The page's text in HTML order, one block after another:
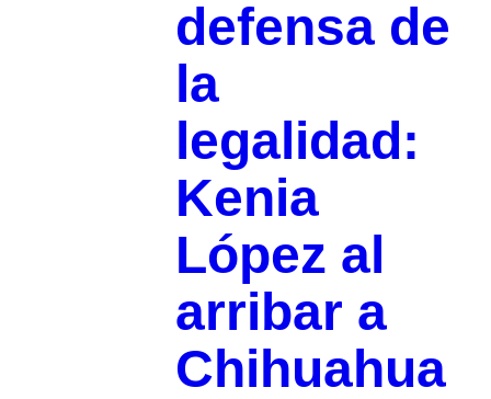
defensa de
la
legalidad:
Kenia
López al
arribar a
Chihuahua